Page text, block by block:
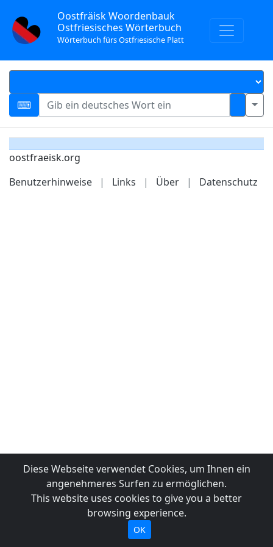
Oostfräisk Woordenbauk
Ostfriesisches Wörterbuch
Wörterbuch fürs Ostfriesische Platt
oostfraeisk.org
Benutzerhinweise
| Links | Über | Datenschutz
Diese Webseite verwendet Cookies, um Ihnen ein
angenehmeres Surfen zu ermöglichen.
This website uses cookies to give you a better
browsing experience.
OK